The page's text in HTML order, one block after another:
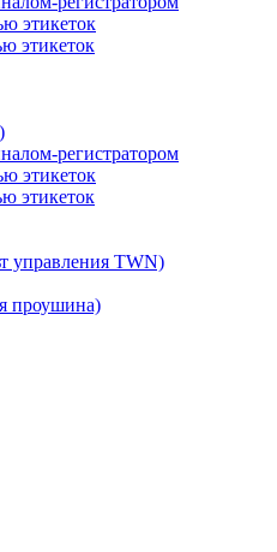
этикеток
этикеток
регистратором
этикеток
этикеток
управления TWN)
проушина)